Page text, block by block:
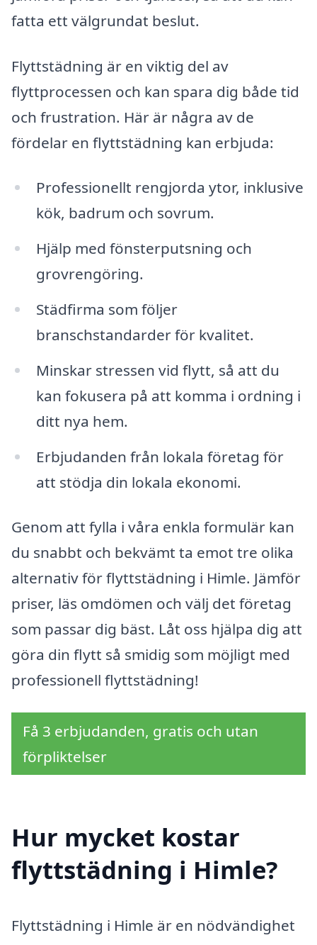
fatta ett välgrundat beslut.
Flyttstädning är en viktig del av
flyttprocessen och kan spara dig både tid
och frustration. Här är några av de
fördelar en flyttstädning kan erbjuda:
Professionellt rengjorda ytor, inklusive
kök, badrum och sovrum.
Hjälp med fönsterputsning och
grovrengöring.
Städfirma som följer
branschstandarder för kvalitet.
Minskar stressen vid flytt, så att du
kan fokusera på att komma i ordning i
ditt nya hem.
Erbjudanden från lokala företag för
att stödja din lokala ekonomi.
Genom att fylla i våra enkla formulär kan
du snabbt och bekvämt ta emot tre olika
alternativ för flyttstädning i Himle. Jämför
priser, läs omdömen och välj det företag
som passar dig bäst. Låt oss hjälpa dig att
göra din flytt så smidig som möjligt med
professionell flyttstädning!
Få 3 erbjudanden, gratis och utan
förpliktelser
Hur mycket kostar
flyttstädning i Himle?
Flyttstädning i Himle är en nödvändighet